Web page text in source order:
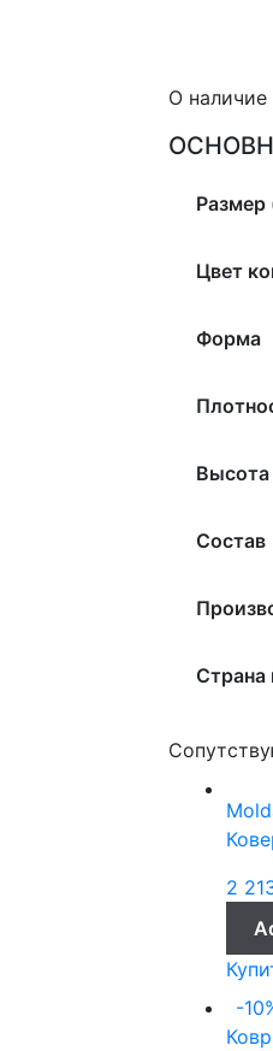
О наличие
Размер
Цвет
Форма
Высота
Состав
Страна
2
-